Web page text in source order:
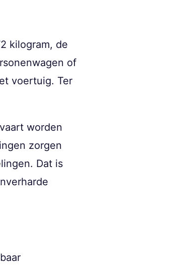
kilogram, de
of
voertuig. Ter
worden
zorgen
Dat is